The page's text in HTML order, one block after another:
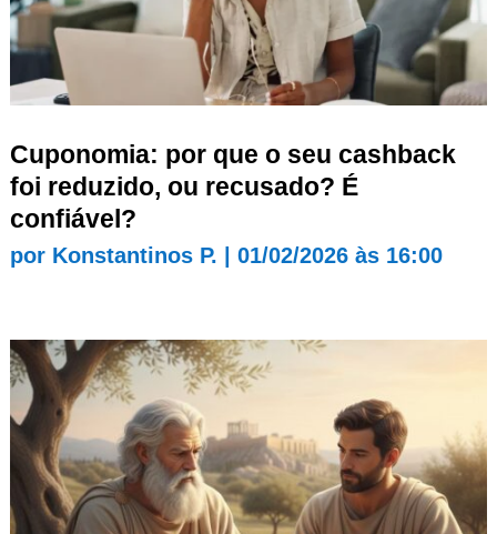
Cuponomia: por que o seu cashback
foi reduzido, ou recusado? É
confiável?
por Konstantinos P. 01/02/2026 às 16:00